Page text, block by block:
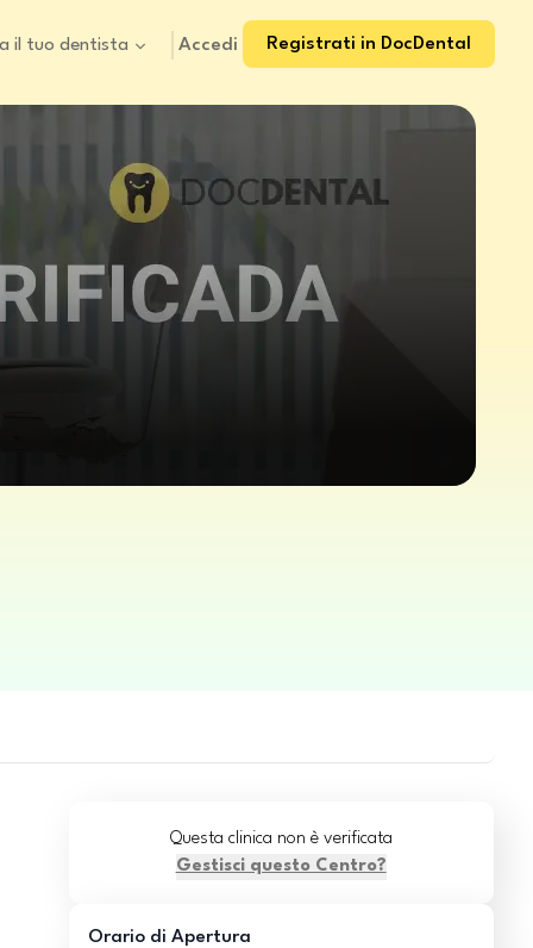
il tuo dentista Accedi Registrati in DocDental
Questa clinica non è verificata
Gestisci questo Centro?
Orario di Apertura